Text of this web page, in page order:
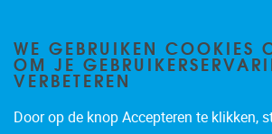
WE GEBRUIKEN COOKIES
OM JE
VERBETEREN
Door op de knop Accepteren te klikken,